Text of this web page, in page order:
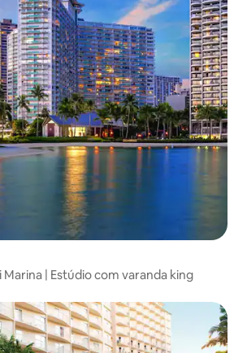
| Estúdio com varanda king